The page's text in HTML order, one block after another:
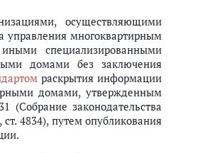
осуществляющими
управления многоквартирным
специализированными
домами без заключения
раскрытия информации
домами, утвержденным
(Собрание законодательства
4834), путем опубликования